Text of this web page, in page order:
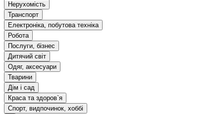
Нерухомість
Транспорт
Електроніка, побутова техніка
Робота
Послуги, бізнес
Дитячий світ
Одяг, аксесуари
Тварини
Дім і сад
Краса та здоров`я
Спорт, видпочинок, хоббі